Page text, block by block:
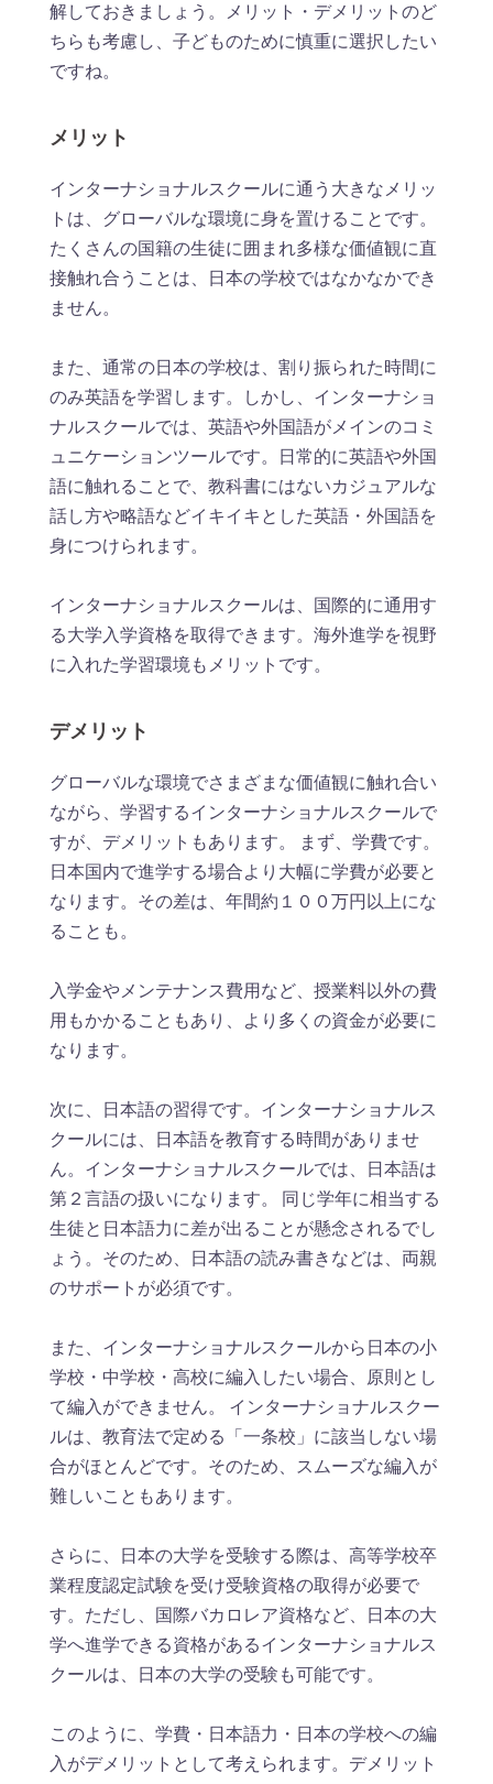
解しておきましょう。メリット・デメリットのど
ちらも考慮し、子どものために慎重に選択したい
ですね。
メリット
インターナショナルスクールに通う大きなメリッ
トは、グローバルな環境に身を置けることです。
たくさんの国籍の生徒に囲まれ多様な価値観に直
接触れ合うことは、日本の学校ではなかなかでき
ません。
また、通常の日本の学校は、割り振られた時間に
のみ英語を学習します。しかし、インターナショ
ナルスクールでは、英語や外国語がメインのコミ
ュニケーションツールです。日常的に英語や外国
語に触れることで、教科書にはないカジュアルな
話し方や略語などイキイキとした英語・外国語を
身につけられます。
インターナショナルスクールは、国際的に通用す
る大学入学資格を取得できます。海外進学を視野
に入れた学習環境もメリットです。
デメリット
グローバルな環境でさまざまな価値観に触れ合い
ながら、学習するインターナショナルスクールで
すが、デメリットもあります。 まず、学費です。
日本国内で進学する場合より大幅に学費が必要と
なります。その差は、年間約１００万円以上にな
ることも。
入学金やメンテナンス費用など、授業料以外の費
用もかかることもあり、より多くの資金が必要に
なります。
次に、日本語の習得です。インターナショナルス
クールには、日本語を教育する時間がありませ
ん。インターナショナルスクールでは、日本語は
第２言語の扱いになります。 同じ学年に相当する
生徒と日本語力に差が出ることが懸念されるでし
ょう。そのため、日本語の読み書きなどは、両親
のサポートが必須です。
また、インターナショナルスクールから日本の小
学校・中学校・高校に編入したい場合、原則とし
て編入ができません。 インターナショナルスクー
ルは、教育法で定める「一条校」に該当しない場
合がほとんどです。そのため、スムーズな編入が
難しいこともあります。
さらに、日本の大学を受験する際は、高等学校卒
業程度認定試験を受け受験資格の取得が必要で
す。ただし、国際バカロレア資格など、日本の大
学へ進学できる資格があるインターナショナルス
クールは、日本の大学の受験も可能です。
このように、学費・日本語力・日本の学校への編
入がデメリットとして考えられます。デメリット